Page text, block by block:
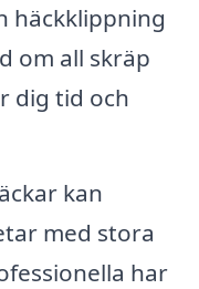
häckklippning
om all skräp
dig tid och
kan
med stora
har